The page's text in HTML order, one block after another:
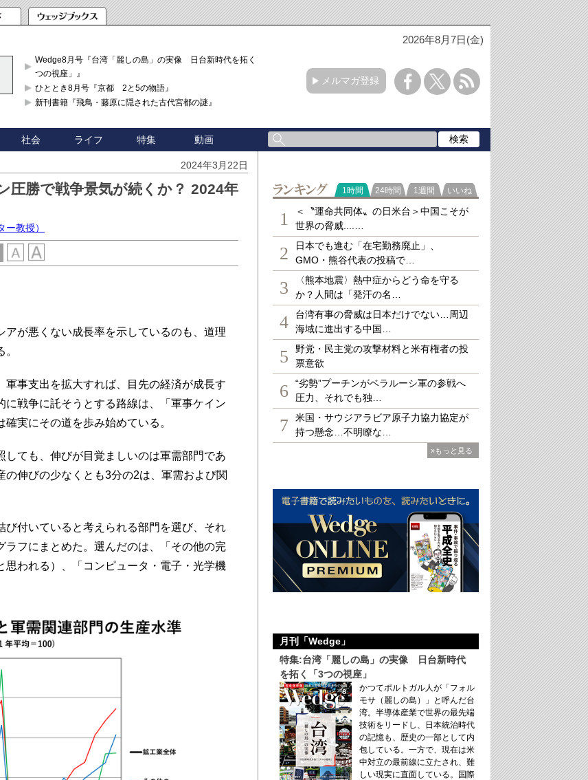
2026年8月7日(金)
Wedge8月号『台湾「麗しの島」の実像 日台新時代を拓く「3
つの視座」』
ひととき8月号『京都 2と5の物語』
新刊書籍『飛鳥・藤原に隠された古代宮都の謎』
メルマガ登録
社会 ライフ 特集 動画
2024年3月22日
圧勝で戦争景気が続くか？ 2024年
ー教授）
が悪くない成長率を示しているのも、道理
事支出を拡大すれば、目先の経済が成長す
戦争に託そうとする路線は、「軍事ケイン
実にその道を歩み始めている。
ても、伸びが目覚ましいのは軍需部門であ
伸びの少なくとも3分の2は、軍需および関
付いていると考えられる部門を選び、それ
フにまとめた。選んだのは、「その他の完
われる）、「コンピュータ・電子・光学機
ランキング
1時間 24時間 1週間 いいね
1
＜〝運命共同体〟の日米台＞中国こそが
世界の脅威....…
2
日本でも進む「在宅勤務廃止」、
GMO・熊谷代表の投稿で…
3
〈熊本地震〉熱中症からどう命を守る
か？人間は「発汗の名…
4
台湾有事の脅威は日本だけでない…周辺
海域に進出する中国…
5
野党・民主党の攻撃材料と米有権者の投
票意欲
6
“劣勢”プーチンがベラルーシ軍の参戦へ
圧力、それでも独…
7
米国・サウジアラビア原子力協力協定が
持つ懸念…不明瞭な…
»もっと見る
月刊「Wedge」
特集:台湾「麗しの島」の実像 日台新時代
を拓く「3つの視座」
かつてポルトガル人が「フォル
モサ（麗しの島）」と呼んだ台
湾。半導体産業で世界の最先端
技術をリードし、日本統治時代
の記憶も、歴史の一部として内
包している。一方で、現在は米
中対立の最前線に立たされ、難
しい現実に直面している。国際